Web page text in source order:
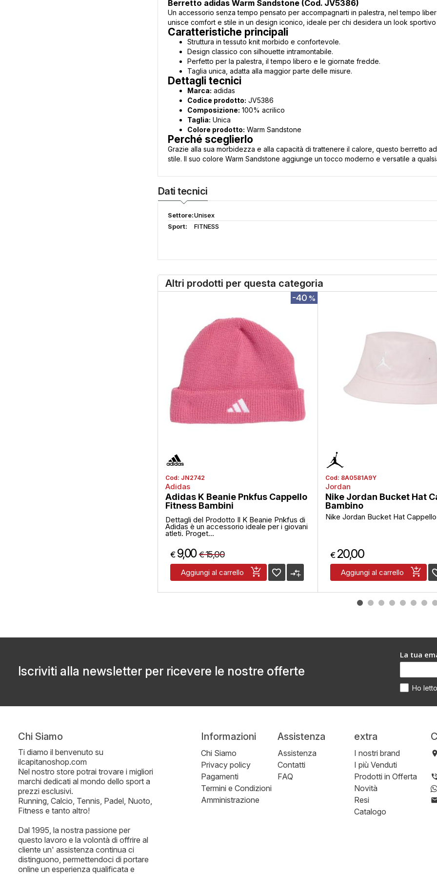
Berretto adidas Warm Sandstone (Cod. JV5386)
Un accessorio senza tempo pensato per accompagnarti in palestra, nel tempo
unisce comfort e stile in un design iconico, ideale per chi desidera un look
Caratteristiche principali
Struttura in tessuto knit morbido e confortevole.
Design classico con silhouette intramontabile.
Perfetto per la palestra, il tempo libero e le giornate fredde.
Taglia unica, adatta alla maggior parte delle misure.
Dettagli tecnici
Marca: adidas
Codice prodotto: JV5386
Composizione: 100% acrilico
Taglia: Unica
Colore prodotto: Warm Sandstone
Perché sceglierlo
Grazie alla sua morbidezza e alla capacità di trattenere il calore, questo berretto
stile. Il suo colore Warm Sandstone aggiunge un tocco moderno e versatile a
Dati tecnici
Settore:Unisex
Sport:
FITNESS
Altri prodotti per questa categoria
-40 %
Cod: JN2742
Adidas
Adidas K Beanie Pnkfus Cappello
Fitness Bambini
Dettagli del Prodotto Il K Beanie Pnkfus di
Adidas è un accessorio ideale per i giovani
atleti. Proget...
€ 9,00 €15,00
Aggiungi al carrello favorite_border compare_arrows
Cod: 8A0581A9Y
Jordan
Nike Jordan Bucket Hat
Bambino
Nike Jordan Bucket Hat
€ 20,00
Aggiungi al carrello
Iscriviti alla newsletter per ricevere le nostre offerte
La tua
Ho
Chi Siamo
Ti diamo il benvenuto su
ilcapitanoshop.com
Nel nostro store potrai trovare i migliori
marchi dedicati al mondo dello sport a
prezzi esclusivi.
Running, Calcio, Tennis, Padel, Nuoto,
Fitness e tanto altro!
Dal 1995, la nostra passione per
questo lavoro e la volontà di offrire al
cliente un' assistenza continua ci
distinguono, permettendoci di portare
online un esperienza qualificata e
Informazioni
Chi Siamo
Privacy policy
Pagamenti
Termini e Condizioni
Amministrazione
Assistenza
Assistenza
Contatti
FAQ
extra
I nostri brand
I più Venduti
Prodotti in Offerta
Novità
Resi
Catalogo